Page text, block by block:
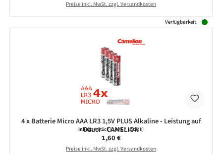
Preise inkl. MwSt. zzgl. Versandkosten
Verfügbarkeit:
4 x Batterie Micro AAA LR3 1,5V PLUS Alkaline - Leistung auf
Dauer - CAMELION
Inhalt:4 Stück(0,40 € / 1 Stück)
Regulärer Preis:
1,60 €
Preise inkl. MwSt. zzgl. Versandkosten